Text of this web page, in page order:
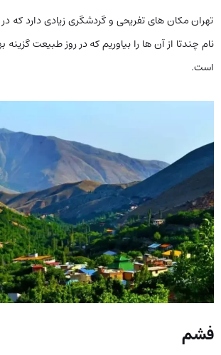
تهران مکان های تفریحی و گردشگری زیادی دارد که
نام چندتا از آن ها را بیاوریم که در روز طبیعت
است.
فشم